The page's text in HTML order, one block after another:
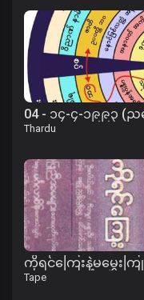
Thardu
ကိုရင်ကြေးနဲ့မမွှေးက
Tape